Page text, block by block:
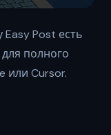
Post есть
полного
или Cursor.